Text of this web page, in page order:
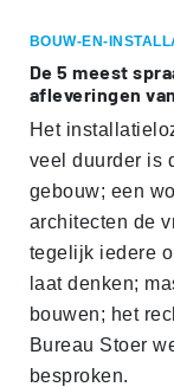
BOUW-EN-
De 5 meest
afleveringen
Het
veel duurder is
gebouw; een
architecten de
tegelijk iedere
laat denken;
bouwen; het
Bureau Stoer
besproken.